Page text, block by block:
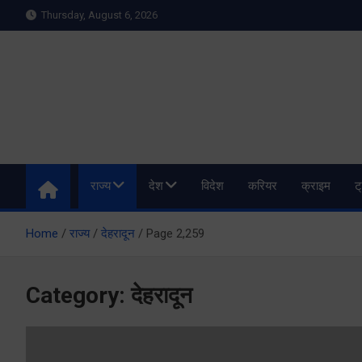
to
Thursday, August 6, 2026
Meru Raibar |
राज्य देश विदेश करियर क्राइम
Home राज्य देहरादून Page 2,259
Category: देहरादून